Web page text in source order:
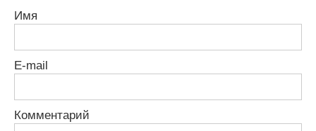
Имя
E-mail
Комментарий